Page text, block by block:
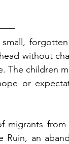
forgotten
without
The children
or
an